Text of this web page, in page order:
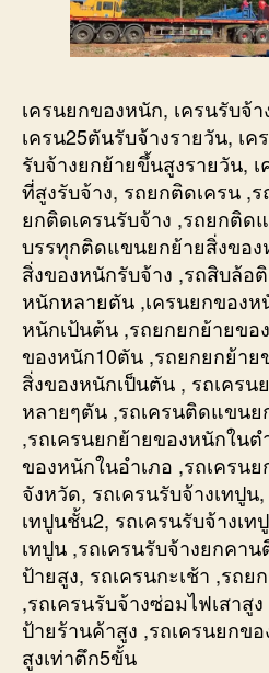
เครนยกของหนัก, เครนรับจ้า
เครน25ตันรับจ้างรายวัน, เค
รับจ้างยกย้ายขึ้นสูงรายวัน,
ที่สูงรับจ้าง, รถยกติดเครน ,
ยกติดเครนรับจ้าง ,รถยกติ
บรรทุกติดแขนยกย้ายสิ่งขอ
สิ่งของหนักรับจ้าง ,รถสิบล้อ
หนักหลายตัน ,เครนยกของ
หนักเป้นต้น ,รถยกยกย้ายข
ของหนัก10ตัน ,รถยกยกย้า
สิ่งของหนักเป็นตัน , รถเคร
หลายๆตัน ,รถเครนติดแขน
,รถเครนยกย้ายของหนักในต
ของหนักในอำเภอ ,รถเครน
จังหวัด, รถเครนรับจ้างเทปูน
เทปูนชั้น2, รถเครนรับจ้างเท
เทปูน ,รถเครนรับจ้างยกคา
ป้ายสูง, รถเครนกะเช้า ,รถย
,รถเครนรับจ้างซ่อมไฟเสาสู
ป้ายร้านค้าสูง ,รถเครนยกข
สูงเท่าตึก5ขั้น